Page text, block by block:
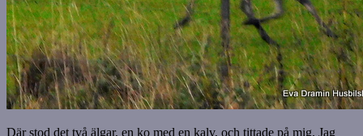
Där stod det två älgar, en ko med en kalv, och tittade på mig. Jag